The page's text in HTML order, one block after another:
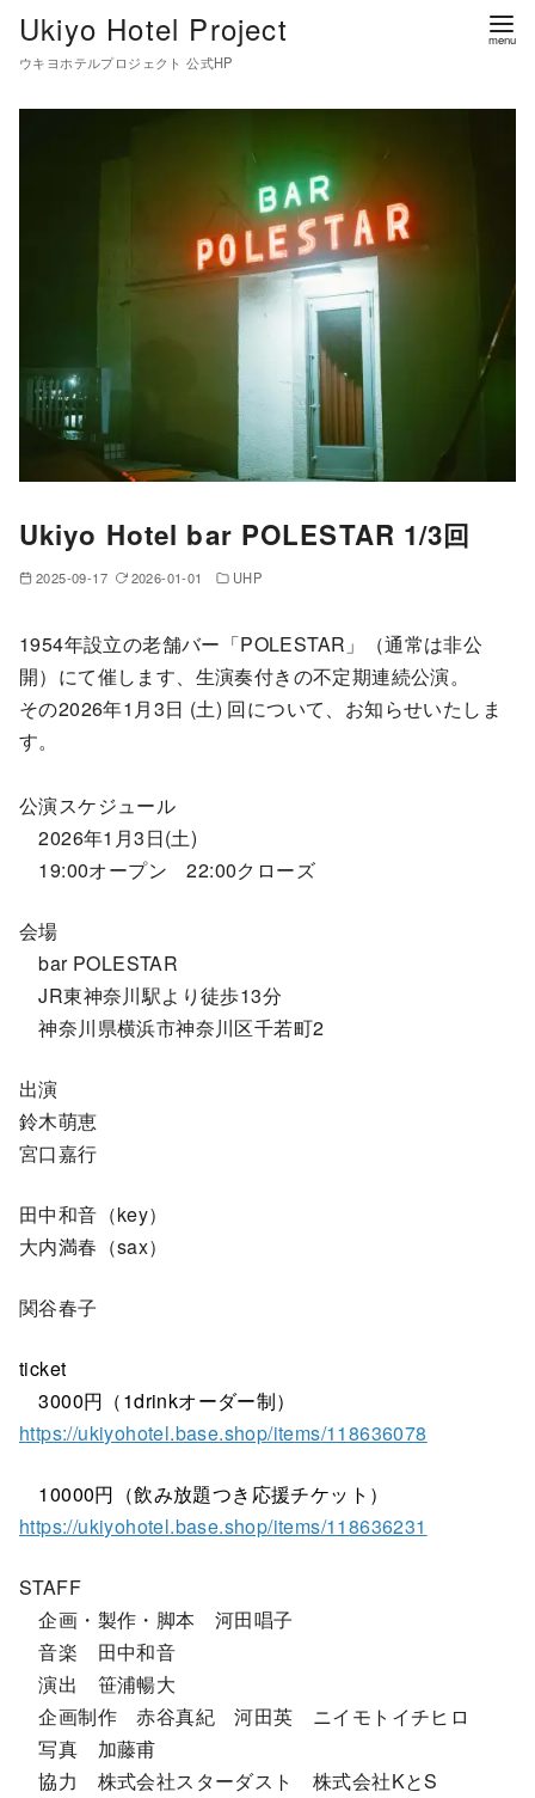
Ukiyo Hotel Project
ウキヨホテルプロジェクト 公式HP
Ukiyo Hotel bar POLESTAR 1/3回
2025-09-17 2026-01-01 UHP
1954年設立の老舗バー「POLESTAR」（通常は非公
開）にて催します、生演奏付きの不定期連続公演。
その2026年1月3日 (土) 回について、お知らせいたしま
す。
公演スケジュール
2026年1月3日(土)
19:00オープン 22:00クローズ
会場
bar POLESTAR
JR東神奈川駅より徒歩13分
神奈川県横浜市神奈川区千若町2
出演
鈴木萌恵
宮口嘉行
田中和音（key）
大内満春（sax）
関谷春子
ticket
3000円（1drinkオーダー制）
https://ukiyohotel.base.shop/items/118636078
10000円（飲み放題つき応援チケット）
https://ukiyohotel.base.shop/items/118636231
STAFF
企画・製作・脚本 河田唱子
音楽 田中和音
演出 笹浦暢大
企画制作 赤谷真紀 河田英 ニイモトイチヒロ
写真 加藤甫
協力 株式会社スターダスト 株式会社KとS